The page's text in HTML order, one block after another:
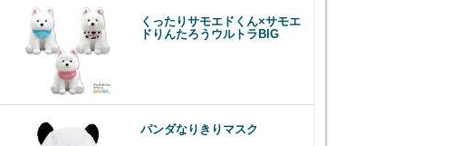
くったりサモエドくん×サモエ
ドりんたろうウルトラBIG
パンダなりきりマスク